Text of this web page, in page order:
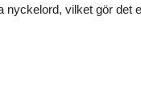
nyckelord, vilket gör det